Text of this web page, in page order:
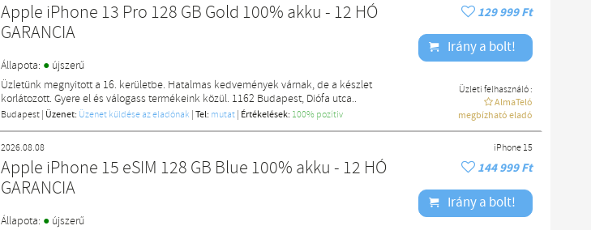
Apple iPhone 13 Pro 128 GB Gold 100% akku - 12 HÓ
GARANCIA
Állapota: ● újszerű
Üzletünk megnyitott a 16. kerületbe. Hatalmas kedvemények várnak, de a készlet
korlátozott. Gyere el és válogass termékeink közül. 1162 Budapest, Diófa utca..
Budapest Üzenet: Üzenet küldése az eladónak Tel: mutat Értékelések: 100% pozítiv
129 999 Ft
Irány a bolt!
Üzleti felhasználó :
AlmaTeló
megbízható eladó
2026.08.08
Apple iPhone 15 eSIM 128 GB Blue 100% akku - 12 HÓ
GARANCIA
Állapota: ● újszerű
iPhone 15
144 999 Ft
Irány a bolt!